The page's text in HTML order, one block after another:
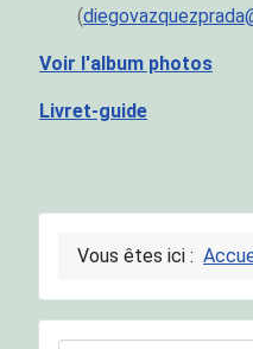
(
Voir l'album photos
Livret-guide
Vous êtes ici :